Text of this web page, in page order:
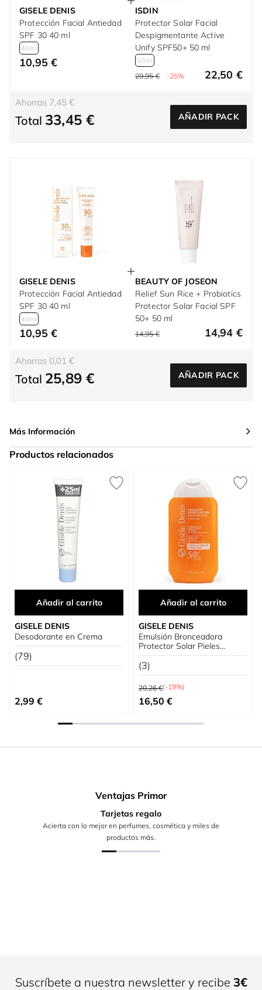
GISELE DENIS
Protección Facial Antiedad
SPF 30 40 ml
40ml
10,95 €
ISDIN
Protector Solar Facial
Despigmentante Active
Unify SPF50+ 50 ml
50ml
29,95 € -25% 22,50 €
Ahorras 7,45 €
Total 33,45 € AÑADIR PACK
GISELE DENIS
Protección Facial Antiedad
SPF 30 40 ml
40ml
10,95 €
BEAUTY OF JOSEON
Relief Sun Rice + Probiotics
Protector Solar Facial SPF
50+ 50 ml
14,95 € 14,94 €
Ahorras 0,01 €
Total 25,89 € AÑADIR PACK
Más Información
Productos relacionados
Añadir al carrito
GISELE DENIS
Desodorante en Crema
(79)
2,99 €
Añadir al carrito
GISELE DENIS
Emulsión Bronceadora
Protector Solar Pieles
Atópicas SPF 50+
(3)
Precio habitual
20,26 €(-19%)
Precio especial
16,50 €
Ventajas Primor
Tarjetas regalo
Acierta con lo mejor en perfumes, cosmética y miles de
productos más.
Suscríbete a nuestra newsletter y recibe 3€